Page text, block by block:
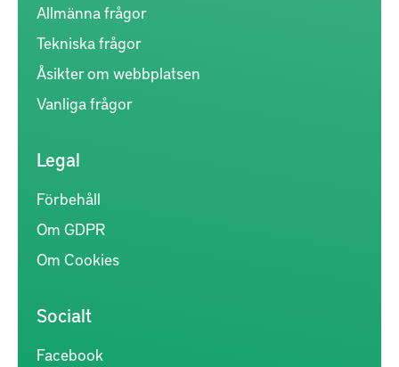
Allmänna frågor
Tekniska frågor
Åsikter om webbplatsen
Vanliga frågor
Legal
Förbehåll
Om GDPR
Om Cookies
Socialt
Facebook